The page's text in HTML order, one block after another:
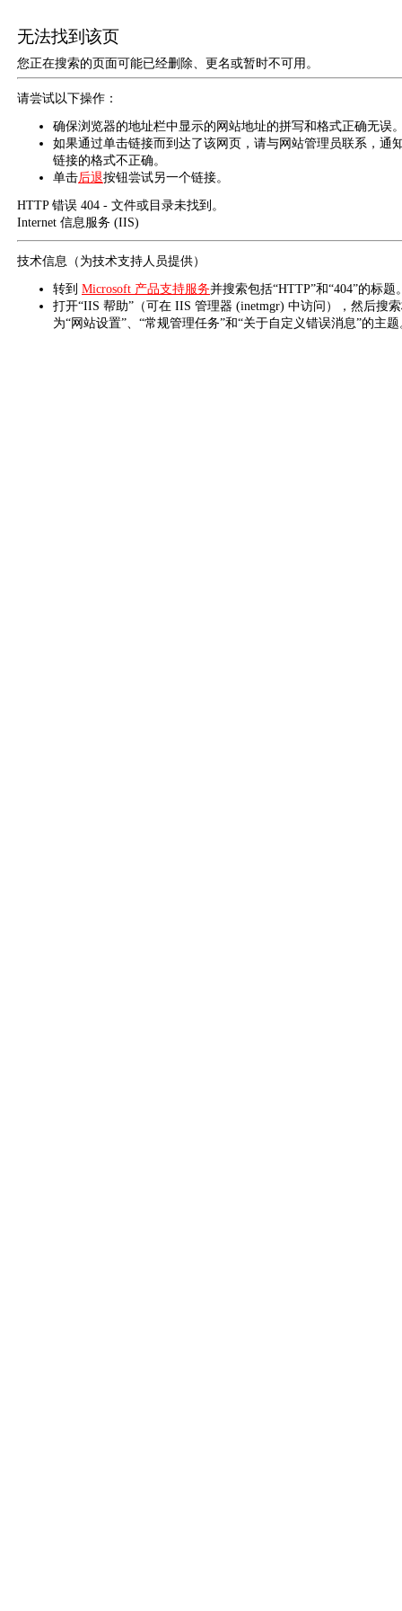
无法找到该页
您正在搜索的页面可能已经删除、更名或暂时不可用。
请尝试以下操作：
确保浏览器的地址栏中显示的网站地址的拼写和格式正确无误
如果通过单击链接而到达了该网页，请与网站管理员联系，通
链接的格式不正确。
单击后退按钮尝试另一个链接。
HTTP 错误 404 - 文件或目录未找到。
Internet 信息服务 (IIS)
技术信息（为技术支持人员提供）
转到 Microsoft 产品支持服务并搜索包括“HTTP”和“404”的标题
打开“IIS 帮助”（可在 IIS 管理器 (inetmgr) 中访问），然后搜
为“网站设置”、“常规管理任务”和“关于自定义错误消息”的主题